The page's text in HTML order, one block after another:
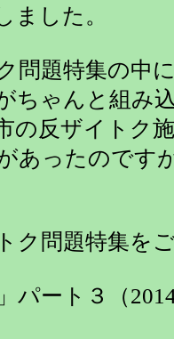
ました。
問題特集の中
ちゃんと組み
の反ザイトク
あったのです
ク問題特集を
ート３（